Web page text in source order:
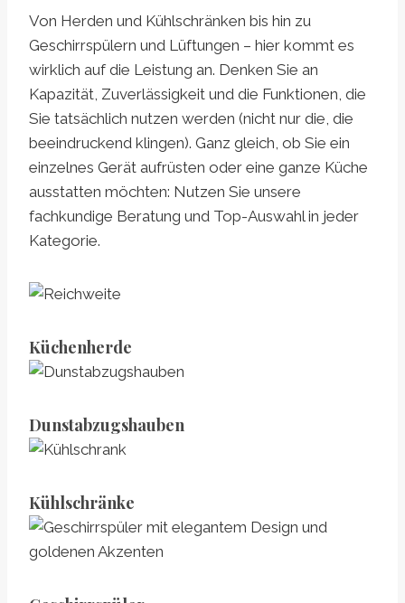
Von Herden und Kühlschränken bis hin zu
Geschirrspülern und Lüftungen – hier kommt es
wirklich auf die Leistung an. Denken Sie an
Kapazität, Zuverlässigkeit und die Funktionen, die
Sie tatsächlich nutzen werden (nicht nur die, die
beeindruckend klingen). Ganz gleich, ob Sie ein
einzelnes Gerät aufrüsten oder eine ganze Küche
ausstatten möchten: Nutzen Sie unsere
fachkundige Beratung und Top-Auswahl in jeder
Kategorie.
Küchenherde
Dunstabzugshauben
Kühlschränke